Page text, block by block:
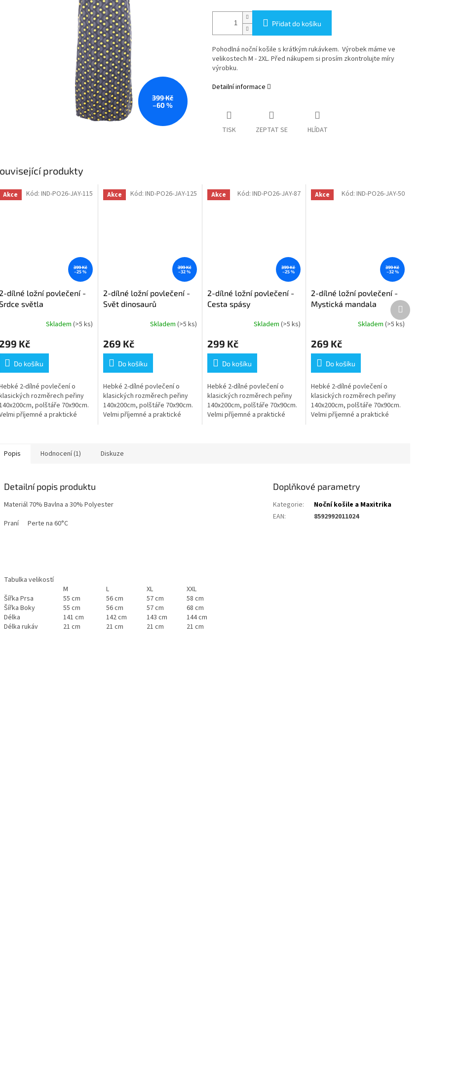
399 Kč
–60 %
Přidat do košíku
Pohodlná noční košile s krátkým rukávkem. Výrobek máme ve
velikostech M - 2XL. Před nákupem si prosím zkontrolujte míry
výrobku.
Detailní informace
TISK ZEPTAT SE HLÍDAT
produkty
Akce
399 Kč
–25 %
2-dílné ložní povlečení -
světla
Skladem (>5 ks)
Kč
Do košíku
2-dílné povlečení o
rozměrech peřiny
polštáře 70x90cm.
příjemné a praktické
Kód: IND-PO26-JAY-115 Akce
399 Kč
–32 %
2-dílné ložní povlečení -
Svět dinosaurů
Skladem (>5 ks)
269 Kč
Do košíku
Hebké 2-dílné povlečení o
klasických rozměrech peřiny
140x200cm, polštáře 70x90cm.
Velmi příjemné a praktické
Kód: IND-PO26-JAY-125 Akce
399 Kč
–25 %
2-dílné ložní povlečení -
Cesta spásy
Skladem(>5 ks)
299 Kč
Do košíku
Hebké 2-dílné povlečení o
klasických rozměrech peřiny
140x200cm, polštáře 70x90cm.
Velmi příjemné a praktické
Kód:IND-PO26-JAY-87 Akce
399 Kč
–32 %
2-dílné ložní povlečení -
Mystická mandala
Skladem (>5 ks)
269 Kč
Do košíku
Hebké 2-dílné povlečení o
klasických rozměrech peřiny
140x200cm, polštáře 70x90cm.
Velmi příjemné a praktické
Kód: IND-PO26-JAY-50
Další
produkt
Popis Hodnocení (1) Diskuze
Detailní popis produktu
Materiál 70% Bavlna a 30% Polyester
Praní
Perte na 60°C
Tabulka velikostí
M
L XL
XXL
Šířka Prsa
55 cm 56 cm 57 cm
58 cm
Šířka Boky
55 cm 56 cm 57 cm
68 cm
Délka
141 cm 142 cm 143 cm
144 cm
Délka rukáv
21 cm 21 cm 21 cm 21 cm
Doplňkové parametry
Kategorie:
Noční košile a Maxitrika
EAN: 8592992011024